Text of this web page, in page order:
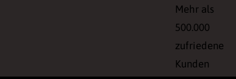
Mehr als
500.000
zufriedene
Kunden